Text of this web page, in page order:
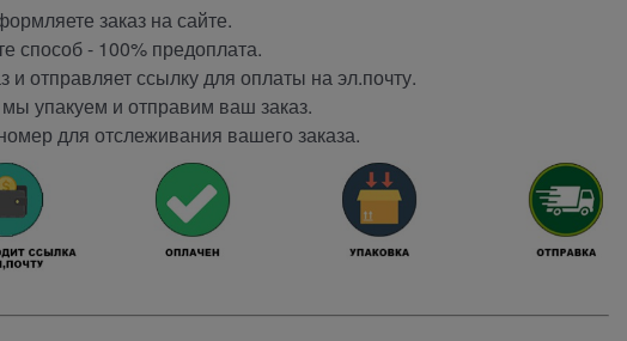
заказ на сайте.
способ - 100% предоплата.
и отправляет ссылку для оплаты на эл.почту.
упакуем и отправим ваш заказ.
для отслеживания вашего заказа.